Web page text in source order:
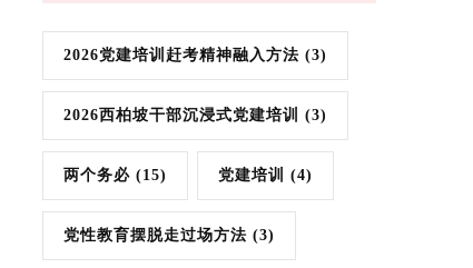
2026党建培训赶考精神融入方法 (3)
2026西柏坡干部沉浸式党建培训 (3)
两个务必 (15) 党建培训 (4)
党性教育摆脱走过场方法 (3)